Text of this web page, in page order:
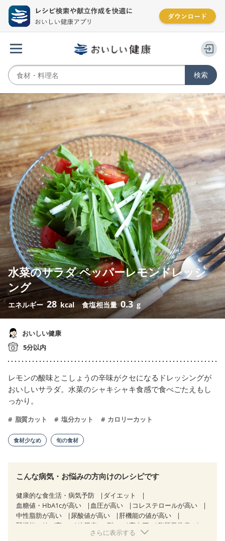
水菜のサラダ ペッパーレモンドレッシ
ング
エネルギー 28 kcal 食塩相当量0.3 g
おいしい健康
5分以内
レモンの酸味とこしょうの辛味がクセになるドレッシングが
おいしいサラダ。水菜のシャキシャキ食感で食べごたえもし
っかり。
脂質カット 塩分カット カロリーカット
食材少なめ 旬の食材
こんな病気・お悩みの方向けのレシピです
健康的な食生活・病気予防
ダイエット
血糖値・HbA1cが高い
血圧が高い
コレステロールが高い
中性脂肪が高い
尿酸値が高い
肝機能の値が高い
腎機能の値が高い
糖尿病（2型） 高血圧
脂質異常症
狭心症 心筋梗塞
さらに表示する